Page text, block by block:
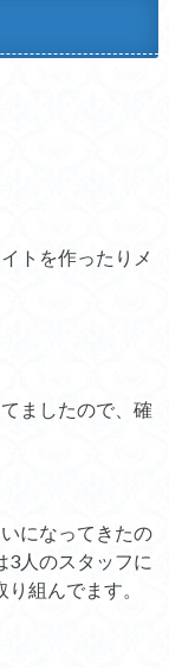
トを作ったりメ
ましたので、確
になってきたの
3人のスタッフに
組んでます。